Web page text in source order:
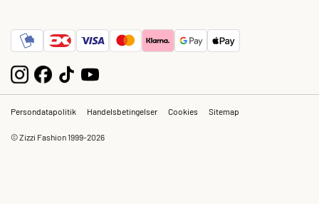
Persondatapolitik Handelsbetingelser Cookies Sitemap
© Zizzi Fashion 1999-2026